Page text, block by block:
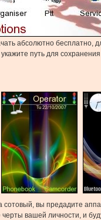
абсолютно бесплатно,
укажите путь для
вы предадите
вашей личности, и